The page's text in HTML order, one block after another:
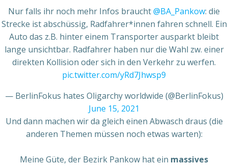
Nur falls ihr noch mehr Infos braucht@BA_Pankow: die
Strecke ist abschüssig, Radfahrer*innen fahren schnell. Ein
Auto das z.B. hinter einem Transporter ausparkt bleibt
lange unsichtbar. Radfahrer haben nur die Wahl zw. einer
direkten Kollision oder sich in den Verkehr zu werfen.
pic.twitter.com/yRd7Jhwsp9
— BerlinFokus hates Oligarchy worldwide (@BerlinFokus)
June 15, 2021
Und dann machen wir da gleich einen Abwasch draus (die
anderen Themen müssen noch etwas warten):
Meine Güte, der Bezirk Pankow hat ein massives